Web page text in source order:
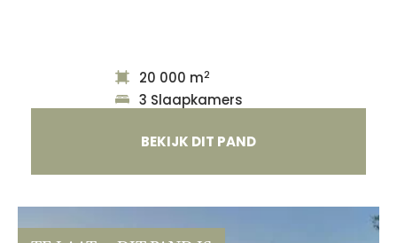
20 000 m2
3 Slaapkamers
BEKIJK DIT PAND